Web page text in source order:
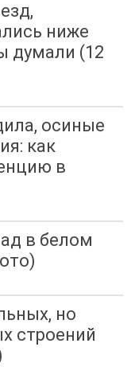
ниже
думали (12
осиные
как
в
в белом
но
строений